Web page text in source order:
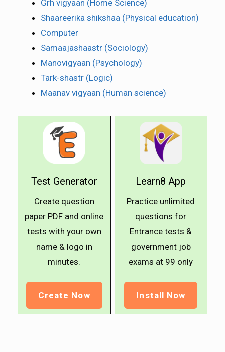
Grh vigyaan (Home Science)
Shaareerika shikshaa (Physical education)
Computer
Samaajashaastr (Sociology)
Manovigyaan (Psychology)
Tark-shastr (Logic)
Maanav vigyaan (Human science)
Test Generator
Create question
paper PDF and online
tests with your own
name & logo in
minutes.
Create Now
Learn8 App
Practice unlimited
questions for
Entrance tests &
government job
exams at ₹99 only
Install Now